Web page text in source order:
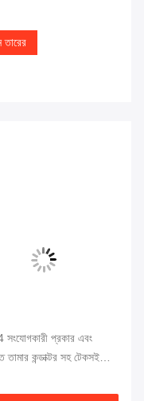
তারের
সংযোগকারী প্রকার এবং
তামার কন্ডাক্টর সহ টেকসই